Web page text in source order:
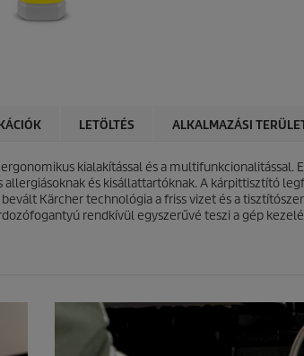
LETÖLTÉS ALKALMAZÁSI
kialakítással és a
és kisállattartóknak. A kárpittisztító
Kärcher technológia a friss vizet és a
rendkívül egyszerűvé teszi a gép